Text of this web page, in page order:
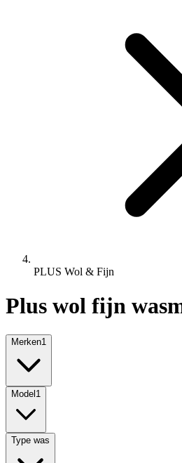
PLUS Wol & Fijn
Plus wol fijn
Merken1
Model 1
Type was